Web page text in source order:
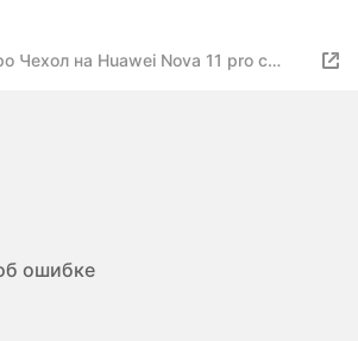
Чехол на Huawei Nova 11 pro с
ошибке